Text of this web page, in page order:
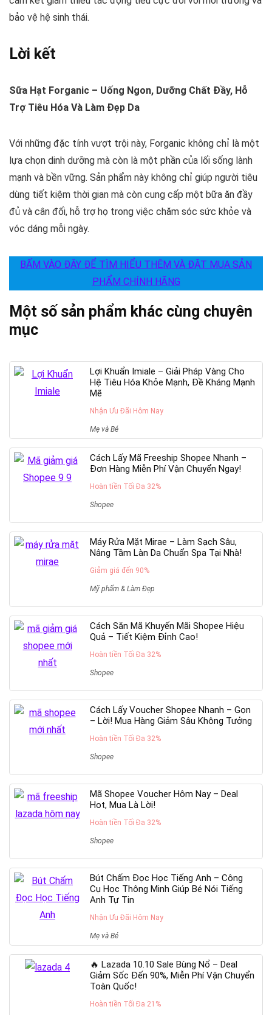
bảo vệ hệ sinh thái.
Lời kết
Sữa Hạt Forganic – Uống Ngon, Dưỡng Chất Đầy, Hỗ
Trợ Tiêu Hóa Và Làm Đẹp Da
Với những đặc tính vượt trội này, Forganic không chỉ là một
lựa chọn dinh dưỡng mà còn là một phần của lối sống lành
mạnh và bền vững. Sản phẩm này không chỉ giúp người tiêu
dùng tiết kiệm thời gian mà còn cung cấp một bữa ăn đầy
đủ và cân đối, hỗ trợ họ trong việc chăm sóc sức khỏe và
vóc dáng mỗi ngày.
BẤM VÀO ĐÂY ĐỂ TÌM HIỂU THÊM VÀ ĐẶT MUA SẢN
PHẨM CHÍNH HÃNG
Một số sản phẩm khác cùng chuyên
mục
Lợi Khuẩn Imiale – Giải Pháp Vàng Cho
Hệ Tiêu Hóa Khỏe Mạnh, Đề Kháng Mạnh
Mẽ
Nhận Ưu Đãi Hôm Nay
Mẹ và Bé
Cách Lấy Mã Freeship Shopee Nhanh –
Đơn Hàng Miễn Phí Vận Chuyển Ngay!
Hoàn tiền Tối Đa 32%
Shopee
Máy Rửa Mặt Mirae – Làm Sạch Sâu,
Nâng Tầm Làn Da Chuẩn Spa Tại Nhà!
Giảm giá đến 90%
Mỹ phẩm & Làm Đẹp
Cách Săn Mã Khuyến Mãi Shopee Hiệu
Quả – Tiết Kiệm Đỉnh Cao!
Hoàn tiền Tối Đa 32%
Shopee
Cách Lấy Voucher Shopee Nhanh – Gọn
– Lời! Mua Hàng Giảm Sâu Không Tưởng
Hoàn tiền Tối Đa 32%
Shopee
Mã Shopee Voucher Hôm Nay – Deal
Hot, Mua Là Lời!
Hoàn tiền Tối Đa 32%
Shopee
Bút Chấm Đọc Học Tiếng Anh – Công
Cụ Học Thông Minh Giúp Bé Nói Tiếng
Anh Tự Tin
Nhận Ưu Đãi Hôm Nay
Mẹ và Bé
🔥 Lazada 10.10 Sale Bùng Nổ – Deal
Giảm Sốc Đến 90%, Miễn Phí Vận Chuyển
Toàn Quốc!
Hoàn tiền Tối Đa 21%